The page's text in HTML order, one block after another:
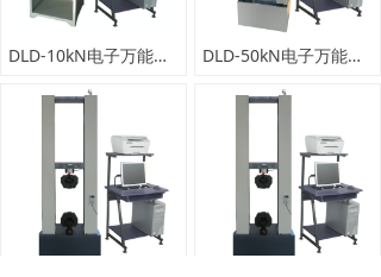
DLD-10kN电子万能试验机 DLD-50kN电子万能试验机